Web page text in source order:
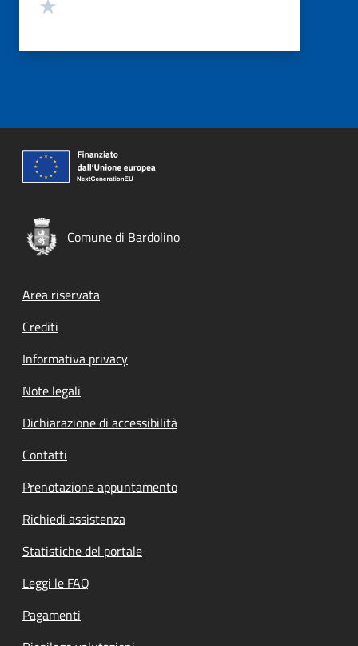
Comune di Bardolino
Footer menu
Area riservata
Crediti
Informativa privacy
Note legali
Dichiarazione di accessibilità
Contatti
Prenotazione appuntamento
Richiedi assistenza
Statistiche del portale
Leggi le FAQ
Pagamenti